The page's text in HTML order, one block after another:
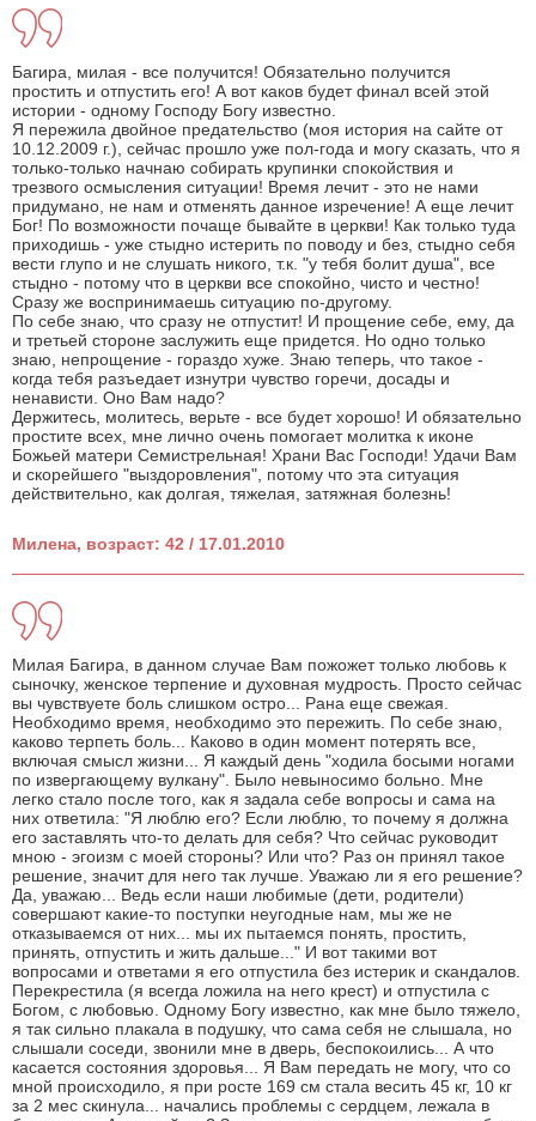
Багира, милая - все получится! Обязательно получится
простить и отпустить его! А вот каков будет финал всей этой
истории - одному Господу Богу известно.
Я пережила двойное предательство (моя история на сайте от
10.12.2009 г.), сейчас прошло уже пол-года и могу сказать, что я
только-только начнаю собирать крупинки спокойствия и
трезвого осмысления ситуации! Время лечит - это не нами
придумано, не нам и отменять данное изречение! А еще лечит
Бог! По возможности почаще бывайте в церкви! Как только туда
приходишь - уже стыдно истерить по поводу и без, стыдно себя
вести глупо и не слушать никого, т.к. "у тебя болит душа", все
стыдно - потому что в церкви все спокойно, чисто и честно!
Сразу же воспринимаешь ситуацию по-другому.
По себе знаю, что сразу не отпустит! И прощение себе, ему, да
и третьей стороне заслужить еще придется. Но одно только
знаю, непрощение - гораздо хуже. Знаю теперь, что такое -
когда тебя разъедает изнутри чувство горечи, досады и
ненависти. Оно Вам надо?
Держитесь, молитесь, верьте - все будет хорошо! И обязательно
простите всех, мне лично очень помогает молитка к иконе
Божьей матери Семистрельная! Храни Вас Господи! Удачи Вам
и скорейшего "выздоровления", потому что эта ситуация
действительно, как долгая, тяжелая, затяжная болезнь!
Милена, возраст: 42 / 17.01.2010
Милая Багира, в данном случае Вам пожожет только любовь к
сыночку, женское терпение и духовная мудрость. Просто сейчас
вы чувствуете боль слишком остро... Рана еще свежая.
Необходимо время, необходимо это пережить. По себе знаю,
каково терпеть боль... Каково в один момент потерять все,
включая смысл жизни... Я каждый день "ходила босыми ногами
по извергающему вулкану". Было невыносимо больно. Мне
легко стало после того, как я задала себе вопросы и сама на
них ответила: "Я люблю его? Если люблю, то почему я должна
его заставлять что-то делать для себя? Что сейчас руководит
мною - эгоизм с моей стороны? Или что? Раз он принял такое
решение, значит для него так лучше. Уважаю ли я его решение?
Да, уважаю... Ведь если наши любимые (дети, родители)
совершают какие-то поступки неугодные нам, мы же не
отказываемся от них... мы их пытаемся понять, простить,
принять, отпустить и жить дальше..." И вот такими вот
вопросами и ответами я его отпустила без истерик и скандалов.
Перекрестила (я всегда ложила на него крест) и отпустила с
Богом, с любовью. Одному Богу известно, как мне было тяжело,
я так сильно плакала в подушку, что сама себя не слышала, но
слышали соседи, звонили мне в дверь, беспокоились... А что
касается состояния здоровья... Я Вам передать не могу, что со
мной происходило, я при росте 169 см стала весить 45 кг, 10 кг
за 2 мес скинула... начались проблемы с сердцем, лежала в